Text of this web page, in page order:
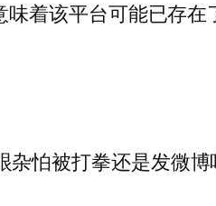
着该平台可能已存在
怕被打拳还是发微